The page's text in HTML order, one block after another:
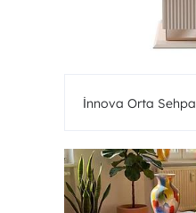
İnnova Orta Sehpa